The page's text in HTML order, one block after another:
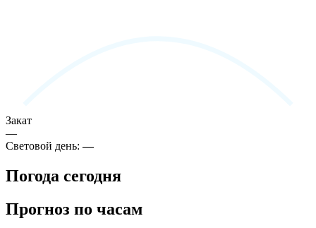
Закат
—
Световой день:—
Погода сегодня
Прогноз по часам